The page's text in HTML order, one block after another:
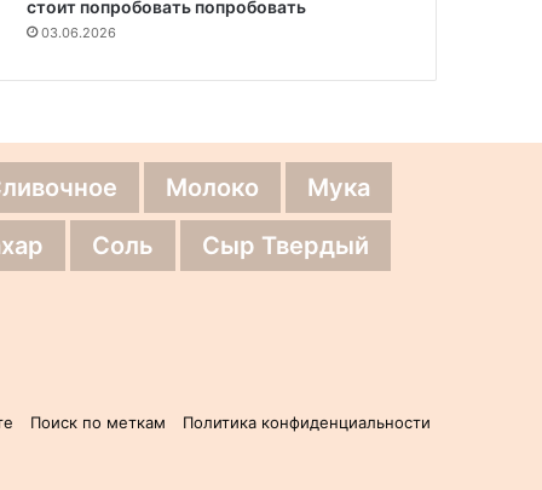
стоит попробовать попробовать
03.06.2026
Молоко
Мука
Соль
Сыр Твердый
Поиск по меткам Политика конфиденциальности